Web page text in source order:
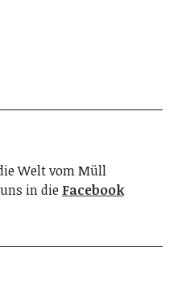
Welt vom Müll
in die Facebook